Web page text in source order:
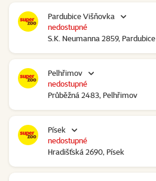
Pardubice Višňovka
S.K. Neumanna 2859, Pardubice
nedostupné
Pelhřimov
Průběžná 2483, Pelhřimov
nedostupné
Písek
Hradišťská 2690, Písek
nedostupné